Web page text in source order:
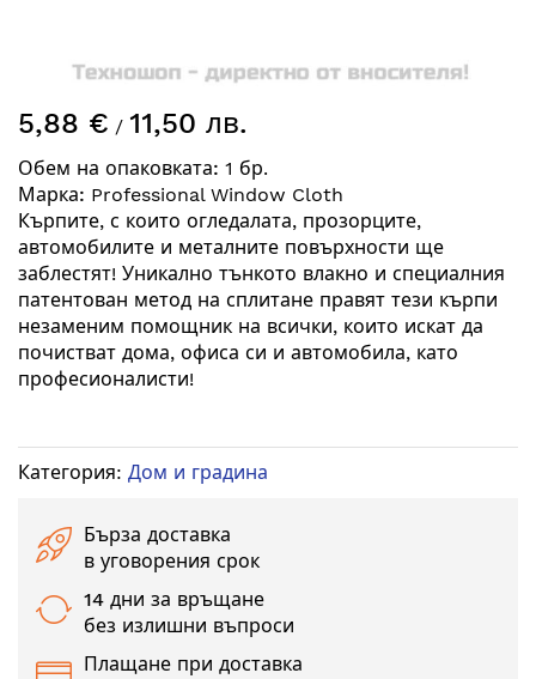
към
на
галерия
със
снимки
5,88 € / 11,50 лв.
Обем на опаковката: 1 бр.
Марка: Professional Window Cloth
Кърпите, с които огледалата, прозорците,
автомобилите и металните повърхности ще
заблестят! Уникално тънкото влакно и специалния
патентован метод на сплитане правят тези кърпи
незаменим помощник на всички, които искат да
почистват дома, офиса си и автомобила, като
професионалисти!
Категория: Дом и градина
Бърза доставка
в уговорения срок
14 дни за връщане
без излишни въпроси
Плащане при доставка